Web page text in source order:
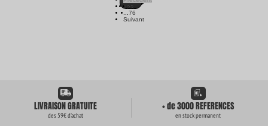
1 2 3
76
Suivant
LIVRAISON GRATUITE
des 59€ d'achat
+ de 3000 REFERENCES
en stock permanent